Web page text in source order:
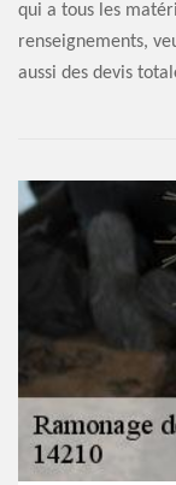
qui a tous les
renseignements,
aussi des devis